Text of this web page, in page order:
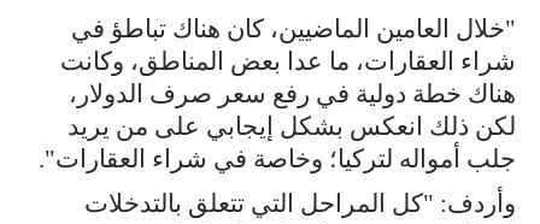
"خلال العامين الماضيين، كان هناك تباطؤ في
شراء العقارات، ما عدا بعض المناطق، وكانت
هناك خطة دولية في رفع سعر صرف الدولار،
لكن ذلك انعكس بشكل إيجابي على من يريد
جلب أمواله لتركيا؛ وخاصة في شراء العقارات".
وأردف: "كل المراحل التي تتعلق بالتدخلات